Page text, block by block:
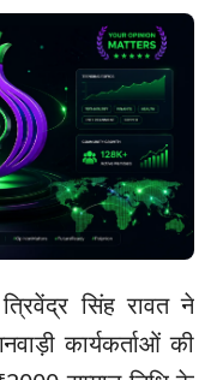
सिंह रावत ने
कार्यकर्ताओं की